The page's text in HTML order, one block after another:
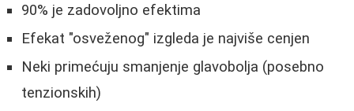
90% je zadovoljno efektima
Efekat "osveženog" izgleda je najviše cenjen
Neki primećuju smanjenje glavobolja (posebno
tenzionskih)